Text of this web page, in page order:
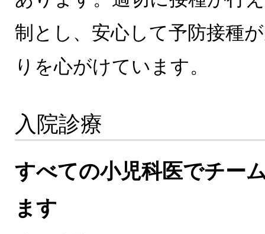
制とし、安心して予防接種
りを心がけています。
入院診療
すべての小児科医でチー
ます